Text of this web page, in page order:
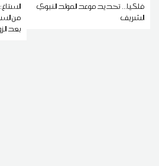
فلكيا... تحديد موعد المولد النبوي
الشريف
من
بعد